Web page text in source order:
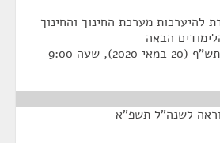
להיערכות מערכת החינוך והחינוך
הבאה
שעה 9:00
לשנה"ל תשפ"א